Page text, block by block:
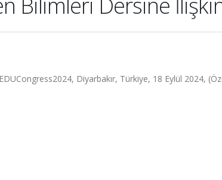
Diyarbakır, Türkiye, 18 Eylül 2024,